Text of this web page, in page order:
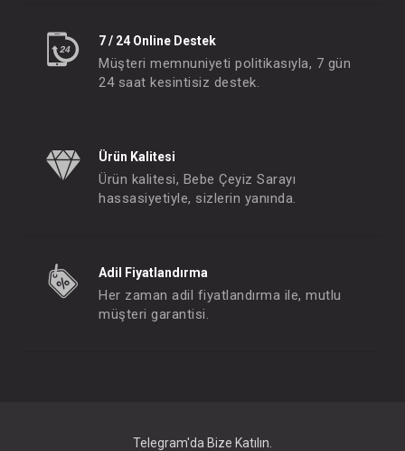
7 / 24 Online Destek
Müşteri memnuniyeti politikasıyla, 7 gün
24 saat kesintisiz destek.
Ürün Kalitesi
Ürün kalitesi, Bebe Çeyiz Sarayı
hassasiyetiyle, sizlerin yanında.
Adil Fiyatlandırma
Her zaman adil fiyatlandırma ile, mutlu
müşteri garantisi.
Telegram'da Bize Katılın.